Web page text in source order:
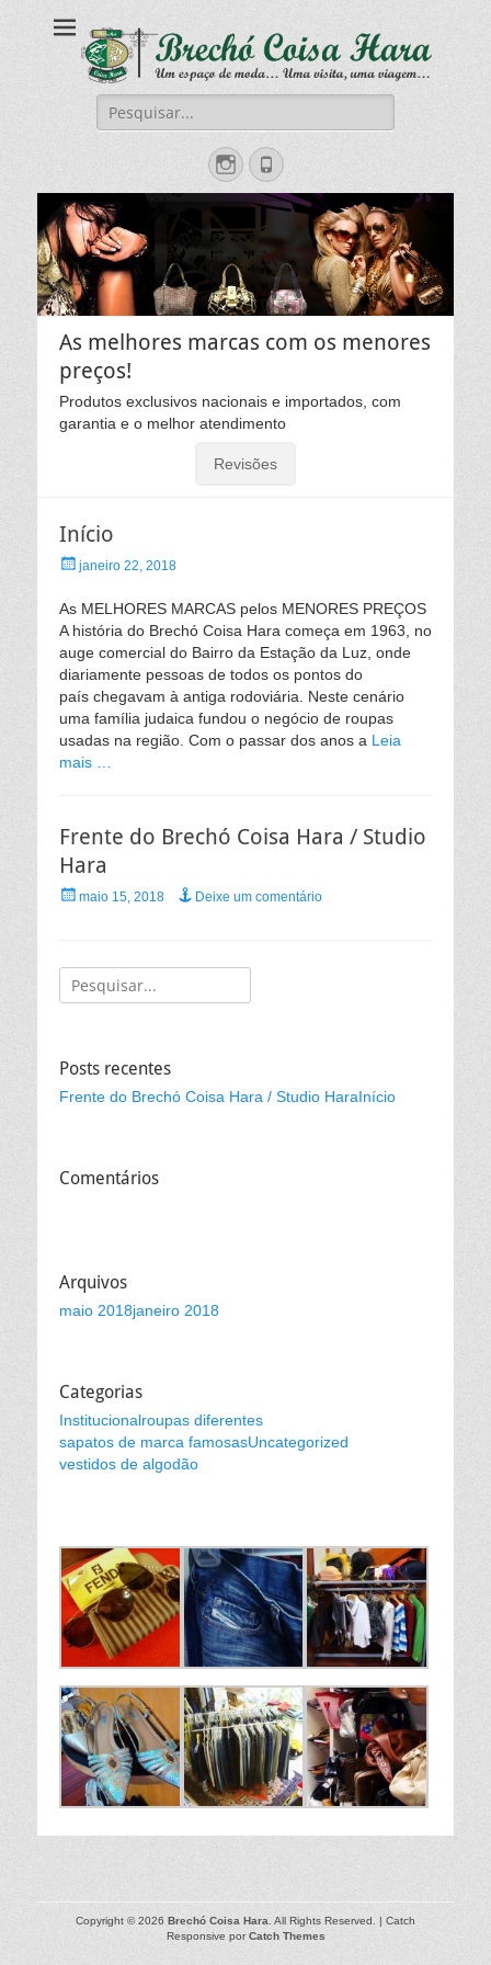
Brechó Coisa Hara
Moda & Beleza
Pesquisar
por:
Instagram
Fone
As melhores marcas com os menores
preços!
Produtos exclusivos nacionais e importados, com
garantia e o melhor atendimento
Revisões
Início
Postedjaneiro 22, 2018
As MELHORES MARCAS pelos MENORES PREÇOS
A história do Brechó Coisa Hara começa em 1963, no
auge comercial do Bairro da Estação da Luz, onde
diariamente pessoas de todos os pontos do
país chegavam à antiga rodoviária. Neste cenário
uma família judaica fundou o negócio de roupas
usadas na região. Com o passar dos anos a Leia
mais …
Frente do Brechó Coisa Hara / Studio
Hara
Postedmaio 15, 2018 Deixe um comentário
Pesquisar
por:
Posts recentes
Frente do Brechó Coisa Hara / Studio HaraInício
Comentários
Arquivos
maio 2018janeiro 2018
Categorias
Institucionalroupas diferentes
sapatos de marca famosasUncategorized
vestidos de algodão
Copyright © 2026 Brechó Coisa Hara . All Rights Reserved. | Catch
Responsive porCatch Themes